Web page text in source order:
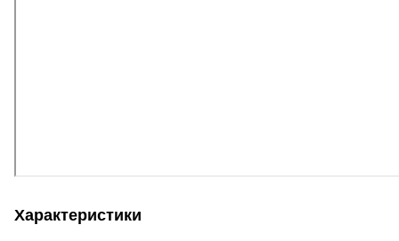
Характеристики